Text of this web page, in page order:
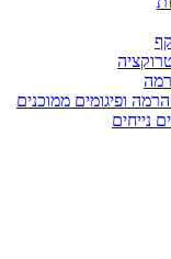
ופיגומים ממוכנים
נייחים